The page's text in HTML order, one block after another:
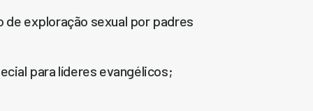
exploração sexual por padres
para líderes evangélicos;